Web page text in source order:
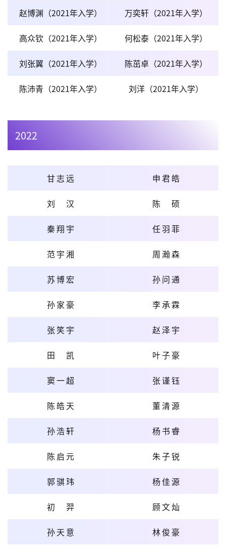
赵博渊（2021年入学） 万奕轩（2021年入学）
高众钦（2021年入学） 何松泰（2021年入学）
刘张翼（2021年入学） 陈茁卓（2021年入学）
陈沛青（2021年入学） 刘洋（2021年入学）
2022
甘志远 申君皓
刘汉 陈硕
秦翔宇 任羽菲
范宇湘 周瀚森
苏博宏 孙问通
孙家豪 李承霖
张笑宇 赵泽宇
田凯 叶子豪
窦一超 张谨钰
陈皓天 董清源
孙浩轩 杨书睿
陈启元 朱子锐
郭骐玮 杨佳源
初羿 顾文灿
孙天意 林俊豪